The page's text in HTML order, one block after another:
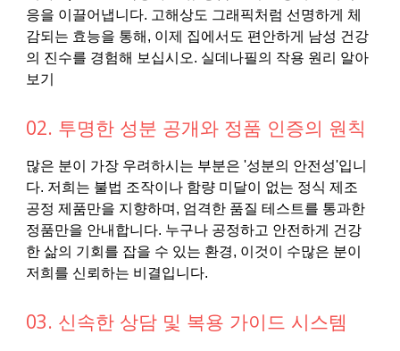
응을 이끌어냅니다. 고해상도 그래픽처럼 선명하게 체
감되는 효능을 통해, 이제 집에서도 편안하게 남성 건강
의 진수를 경험해 보십시오. 실데나필의 작용 원리 알아
보기
02. 투명한 성분 공개와 정품 인증의 원칙
많은 분이 가장 우려하시는 부분은 '성분의 안전성'입니
다. 저희는 불법 조작이나 함량 미달이 없는 정식 제조
공정 제품만을 지향하며, 엄격한 품질 테스트를 통과한
정품만을 안내합니다. 누구나 공정하고 안전하게 건강
한 삶의 기회를 잡을 수 있는 환경, 이것이 수많은 분이
저희를 신뢰하는 비결입니다.
03. 신속한 상담 및 복용 가이드 시스템